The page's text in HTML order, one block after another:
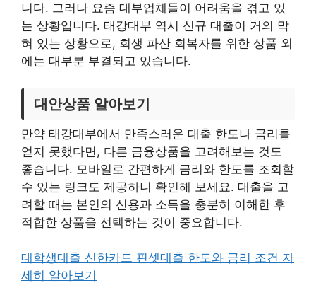
니다. 그러나 요즘 대부업체들이 어려움을 겪고 있
는 상황입니다. 태강대부 역시 신규 대출이 거의 막
혀 있는 상황으로, 회생 파산 회복자를 위한 상품 외
에는 대부분 부결되고 있습니다.
대안상품 알아보기
만약 태강대부에서 만족스러운 대출 한도나 금리를
얻지 못했다면, 다른 금융상품을 고려해보는 것도
좋습니다. 모바일로 간편하게 금리와 한도를 조회할
수 있는 링크도 제공하니 확인해 보세요. 대출을 고
려할 때는 본인의 신용과 소득을 충분히 이해한 후
적합한 상품을 선택하는 것이 중요합니다.
대학생대출 신한카드 핀셋대출 한도와 금리 조건 자
세히 알아보기